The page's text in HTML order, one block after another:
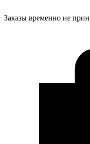
Заказы временно не